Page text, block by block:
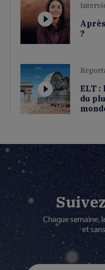
?
ELT :
du
Chaque semaine,
et